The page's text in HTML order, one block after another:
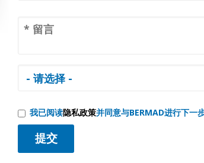
我已阅读隐私政策并同意与BERMAD进行下一